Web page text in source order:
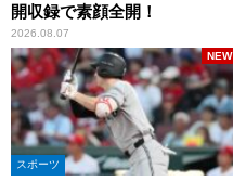
開収録で素顔全開！
2026.08.07
スポーツ
NEW